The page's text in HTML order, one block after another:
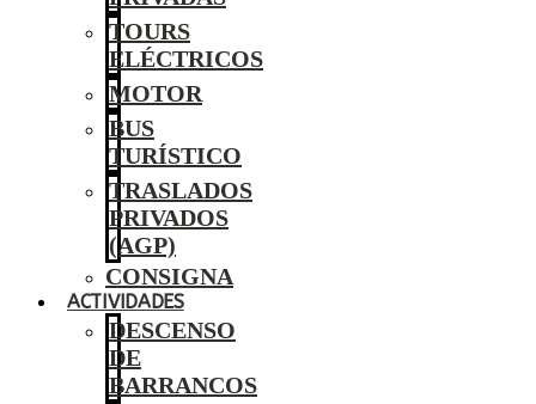
TOURS
ELÉCTRICOS
MOTOR
BUS
TURÍSTICO
TRASLADOS
PRIVADOS
(AGP)
CONSIGNA
ACTIVIDADES
DESCENSO
DE
BARRANCOS